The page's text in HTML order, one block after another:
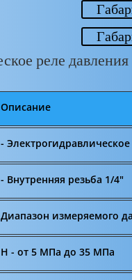
реле давления
Описание
-
- Внутренняя резьба 1/4"
Диапазон измеряемого
H - от 5 МПа до 35 МПа